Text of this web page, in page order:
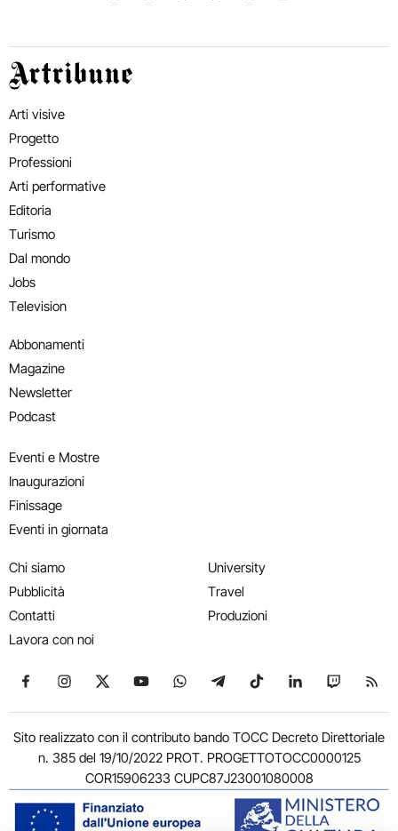
Artribune
Arti visive
Progetto
Professioni
Arti performative
Editoria
Turismo
Dal mondo
Jobs
Television
Abbonamenti
Magazine
Newsletter
Podcast
Eventi e Mostre
Inaugurazioni
Finissage
Eventi in giornata
Chi siamo
Pubblicità
Contatti
Lavora con noi
University
Travel
Produzioni
Seguici su Facebook
Seguici su Instagram
Seguici su X
Seguici su YouTube
Seguici su WhatsApp
Seguici su Telegram
Seguici su TikTok
Seguici su
Seguici
Sito realizzato con il contributo bando TOCC Decreto Direttoriale
n. 385 del 19/10/2022 PROT. PROGETTOTOCC0000125
COR15906233 CUPC87J23001080008